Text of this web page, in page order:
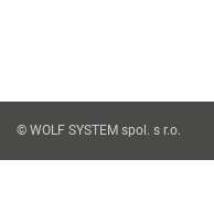
© WOLF SYSTEM spol. s r.o.